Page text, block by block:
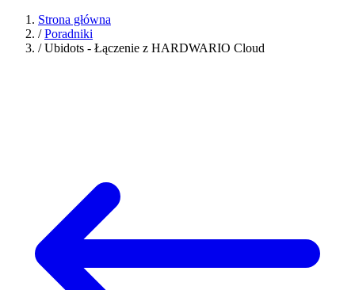
Strona główna
/ Poradniki
/ Ubidots - Łączenie z HARDWARIO Cloud